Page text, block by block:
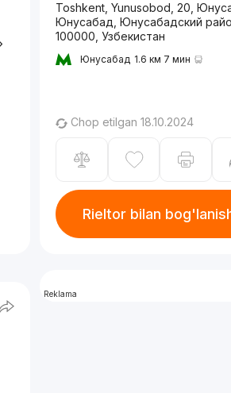
Toshkent, Yunusobod, 20,
Юнусабад, Юнусабадский
100000, Узбекистан
Юнусабад 1.6 км 7 мин
Chop etilgan 18.10.2024
Rieltor bilan
Reklama